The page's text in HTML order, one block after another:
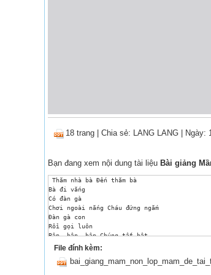
18 trang Chia sẻ: LANG LANG | Ngày:
Bạn đang xem nội dung tài liệu Bài giảng
Thăm nhà bà Đến thăm bà
Bà đi vắng
Có đàn gà
Chơi ngoài nắng Cháu đứng ngắm
Đàn gà con
Rồi gọi luôn
Bập, bập, bập Chúng tất bật
Chạy nhanh nhanh
Kêu chiếp, chiếp Gà mải miết
File đính kèm: